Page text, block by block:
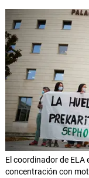
El coordinador de
concentración con